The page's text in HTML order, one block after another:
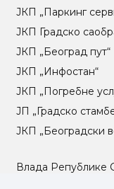
ЈКП „Паркинг
ЈКП Градско
ЈКП „Београд пут“
ЈКП „Инфостан“
ЈКП „Погребне
ЈП „Градско
ЈКП „Београдски
Влада Републике